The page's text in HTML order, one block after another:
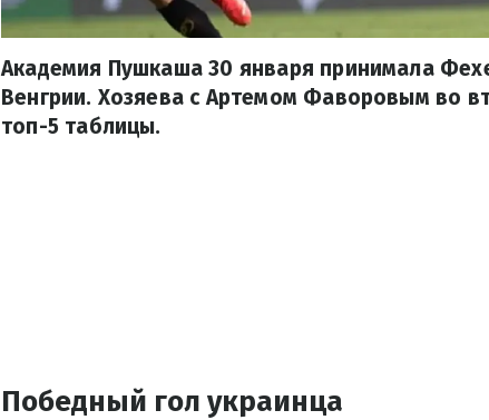
Академия Пушкаша 30 января принимала
Венгрии. Хозяева с Артемом Фаворовым во
топ-5 таблицы.
Победный гол украинца